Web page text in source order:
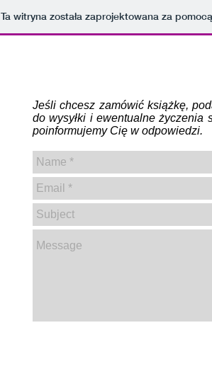
Ta witryna została zaprojektowana za
Jeśli chcesz zamówić książkę,
do wysyłki i ewentualne życzenia
poinformujemy Cię w odpowiedzi.